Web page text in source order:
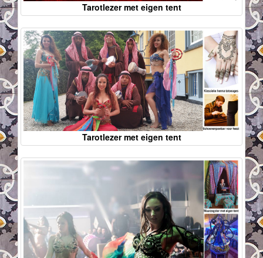
Tarotlezer met eigen tent
Tarotlezer met eigen tent